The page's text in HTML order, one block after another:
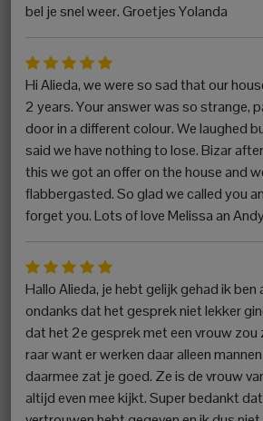
bel je snel weer. Groetjes Yolanda
Hi Alieda, we were so sad that our
2 years. Your answer was so strange,
door in a different colour. We laughed
said we have nothing to lose. Bizar
this we got an offer on the house and
flabbergasted. So glad we called you
forget you. Lots of love Melissa an Andy
Hallo Alieda, je hebt gelijk gehad ik ben
ondanks dat het gesprek niet lekker
dat het 2e gesprek met een vrouw zou
raar want er werken daar alleen
daarmee zat je goed. Ze is de vrouw
altijd even mee kijkt. Super bedankt